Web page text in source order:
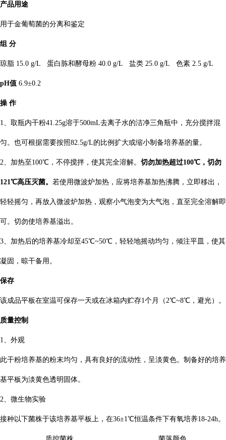
产品用途
用于金葡萄菌的分离和鉴定
组 分
琼脂 15.0 g/L 蛋白胨和酵母粉 40.0 g/L 盐类 25.0 g/L 色素 2.5 g/L
pH值 6.9±0.2
操 作
1、取瓶内干粉41.25g溶于500mL去离子水的洁净三角瓶中，充分搅拌混
匀。也可根据需要按照82.5g/L的比例扩大或缩小制备培养基的量。
2、加热至100℃，不停搅拌，使其完全溶解。 切勿加热超过100℃，切勿
121℃高压灭菌。 若使用微波炉加热，应将培养基加热沸腾，立即移出，
轻轻摇匀，再放入微波炉加热，观察小气泡变为大气泡，直至完全溶解即
可。切勿使培养基溢出。
3、加热后的培养基冷却至45℃~50℃，轻轻地摇动均匀，倾注平皿，使其
凝固，晾干备用。
保存
该成品平板在室温可保存一天或在冰箱内贮存1个月（2℃~8℃，避光）。
质量控制
1、外观
此干粉培养基的粉末均匀，具有良好的流动性，呈淡黄色。制备好的培养
基平板为淡黄色透明固体。
2、微生物实验
接种以下菌株于该培养基平板上，在36±1℃恒温条件下有氧培养18-24h。